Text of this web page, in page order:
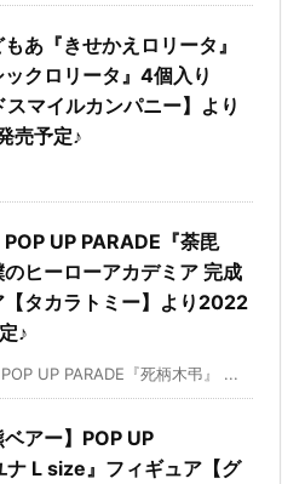
あ『きせかえロリータ』
ックロリータ』4個入り
スマイルカンパニー】より
売予定♪
POP UP PARADE『荼毘
のヒーローアカデミア 完成
【タカラトミー】より2022
♪
UP PARADE『死柄木弔』 ...
ベアー】POP UP
ナ L size』フィギュア【グ